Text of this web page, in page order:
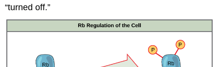
“turned off.”